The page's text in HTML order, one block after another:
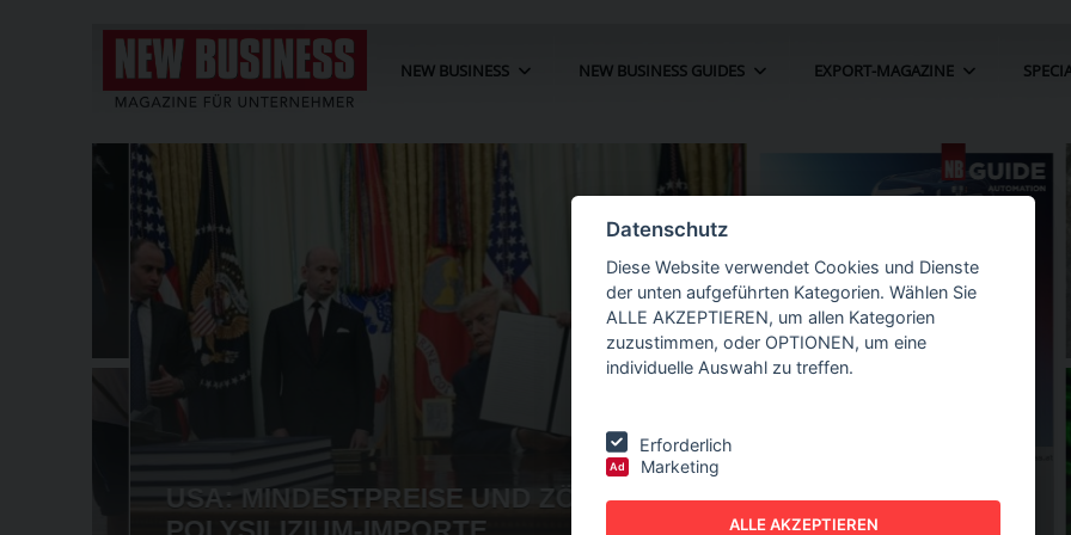
NEW BUSINESS NEW BUSINESS GUIDES EXPORT-MAGAZINE
USA: MINDESTPREISE UND ZÖLLE FÜR
GUIDES - AUTOMATION
Datenschutz
Diese Website verwendet Cookies und Dienste
der unten aufgeführten Kategorien. Wählen Sie
ALLE AKZEPTIEREN, um allen Kategorien
zuzustimmen, oder OPTIONEN, um eine
individuelle Auswahl zu treffen.
Erforderlich
Ad Marketing
ALLE AKZEPTIEREN